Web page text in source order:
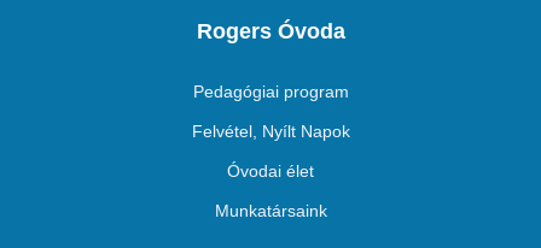
Rogers Óvoda
Pedagógiai program
Felvétel, Nyílt Napok
Óvodai élet
Munkatársaink